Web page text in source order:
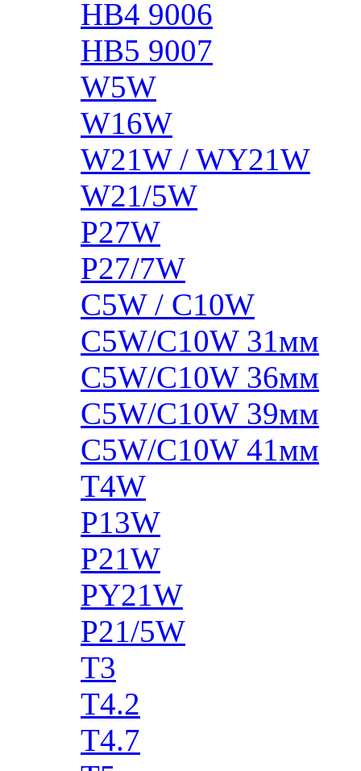
HB4 9006
HB5 9007
W5W
W16W
W21W / WY21W
W21/5W
P27W
P27/7W
C5W / C10W
C5W/C10W 31мм
C5W/C10W 36мм
C5W/C10W 39мм
C5W/C10W 41мм
T4W
P13W
P21W
PY21W
P21/5W
T3
T4.2
T4.7